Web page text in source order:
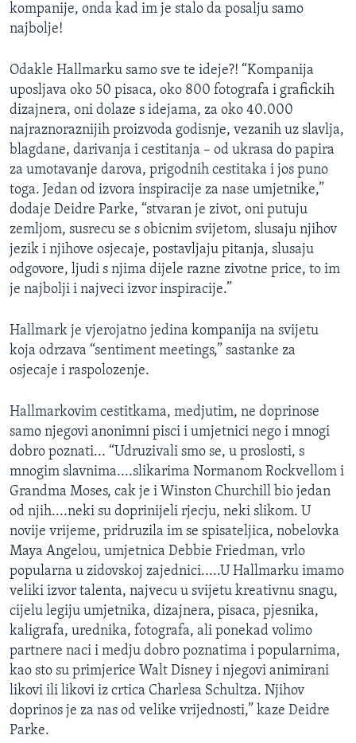
kompanije, onda kad im je stalo da posalju samo
najbolje!
Odakle Hallmarku samo sve te ideje?! “Kompanija
uposljava oko 50 pisaca, oko 800 fotografa i grafickih
dizajnera, oni dolaze s idejama, za oko 40.000
najraznoraznijih proizvoda godisnje, vezanih uz slavlja,
blagdane, darivanja i cestitanja – od ukrasa do papira
za umotavanje darova, prigodnih cestitaka i jos puno
toga. Jedan od izvora inspiracije za nase umjetnike,”
dodaje Deidre Parke, “stvaran je zivot, oni putuju
zemljom, susrecu se s obicnim svijetom, slusaju njihov
jezik i njihove osjecaje, postavljaju pitanja, slusaju
odgovore, ljudi s njima dijele razne zivotne price, to im
je najbolji i najveci izvor inspiracije.”
Hallmark je vjerojatno jedina kompanija na svijetu
koja odrzava “sentiment meetings,” sastanke za
osjecaje i raspolozenje.
Hallmarkovim cestitkama, medjutim, ne doprinose
samo njegovi anonimni pisci i umjetnici nego i mnogi
dobro poznati... “Udruzivali smo se, u proslosti, s
mnogim slavnima....slikarima Normanom Rockvellom i
Grandma Moses, cak je i Winston Churchill bio jedan
od njih....neki su doprinijeli rjecju, neki slikom. U
novije vrijeme, pridruzila im se spisateljica, nobelovka
Maya Angelou, umjetnica Debbie Friedman, vrlo
popularna u zidovskoj zajednici.....U Hallmarku imamo
veliki izvor talenta, najvecu u svijetu kreativnu snagu,
cijelu legiju umjetnika, dizajnera, pisaca, pjesnika,
kaligrafa, urednika, fotografa, ali ponekad volimo
partnere naci i medju dobro poznatima i popularnima,
kao sto su primjerice Walt Disney i njegovi animirani
likovi ili likovi iz crtica Charlesa Schultza. Njihov
doprinos je za nas od velike vrijednosti,” kaze Deidre
Parke.